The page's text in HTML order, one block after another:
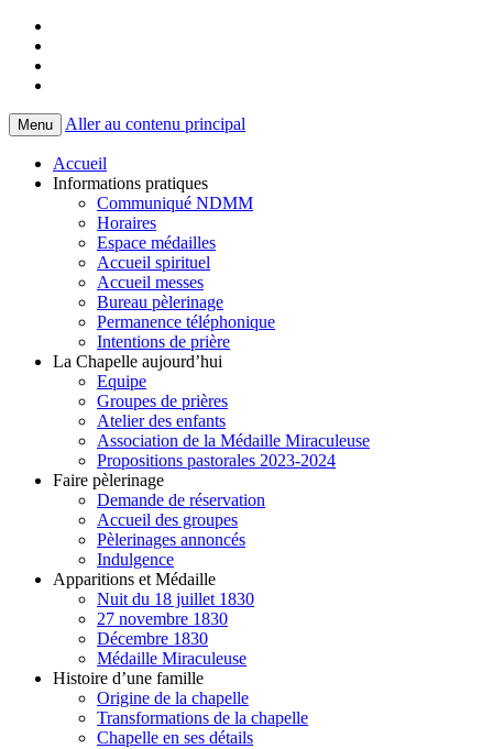
Menu Aller au contenu principal
Accueil
Informations pratiques
Communiqué NDMM
Horaires
Espace médailles
Accueil spirituel
Accueil messes
Bureau pèlerinage
Permanence téléphonique
Intentions de prière
La Chapelle aujourd’hui
Equipe
Groupes de prières
Atelier des enfants
Association de la Médaille Miraculeuse
Propositions pastorales 2023-2024
Faire pèlerinage
Demande de réservation
Accueil des groupes
Pèlerinages annoncés
Indulgence
Apparitions et Médaille
Nuit du 18 juillet 1830
27 novembre 1830
Décembre 1830
Médaille Miraculeuse
Histoire d’une famille
Origine de la chapelle
Transformations de la chapelle
Chapelle en ses détails